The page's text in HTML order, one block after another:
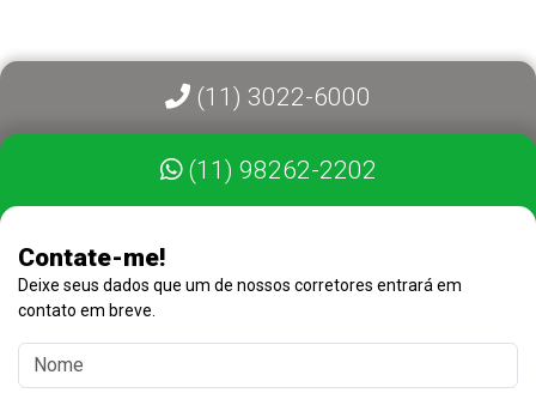
(11) 3022-6000
(11) 98262-2202
Contate-me!
Deixe seus dados que um de nossos corretores entrará em
contato em breve.